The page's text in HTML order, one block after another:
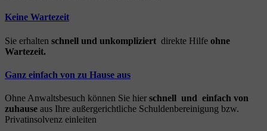
Keine Wartezeit
Sie erhalten schnell und unkompliziert direkte Hilfe ohne
Wartezeit.
Ganz einfach von zu Hause aus
Ohne Anwaltsbesuch können Sie hier schnell und einfach von
zuhause aus Ihre außergerichtliche Schuldenbereinigung bzw.
Privatinsolvenz einleiten